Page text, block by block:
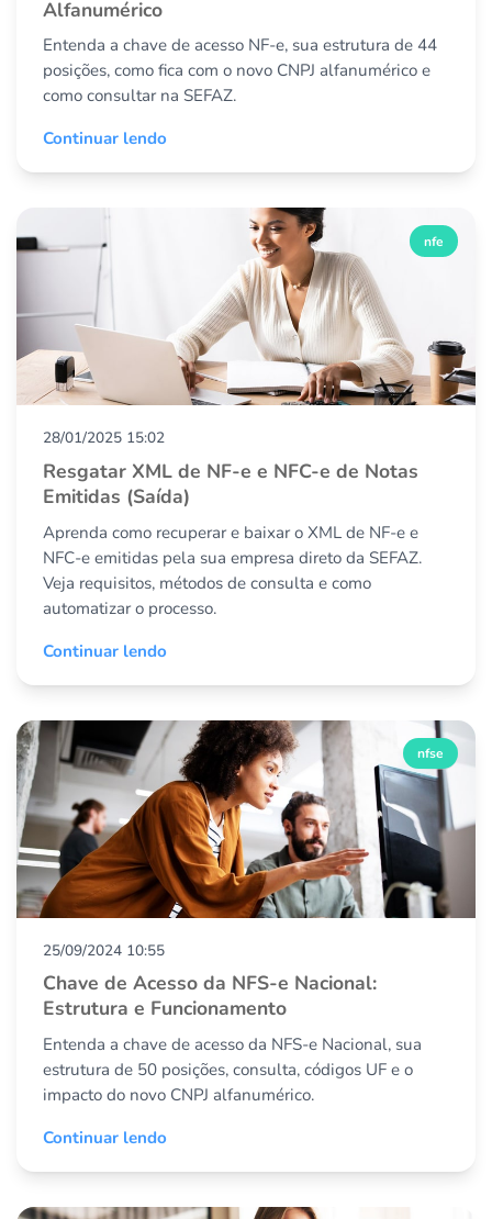
Alfanumérico
Entenda a chave de acesso NF-e, sua estrutura de 44
posições, como fica com o novo CNPJ alfanumérico e
como consultar na SEFAZ.
Continuar lendo
nfe
28/01/2025 15:02
Resgatar XML de NF-e e NFC-e de Notas
Emitidas (Saída)
Aprenda como recuperar e baixar o XML de NF-e e
NFC-e emitidas pela sua empresa direto da SEFAZ.
Veja requisitos, métodos de consulta e como
automatizar o processo.
Continuar lendo
nfse
25/09/2024 10:55
Chave de Acesso da NFS-e Nacional:
Estrutura e Funcionamento
Entenda a chave de acesso da NFS-e Nacional, sua
estrutura de 50 posições, consulta, códigos UF e o
impacto do novo CNPJ alfanumérico.
Continuar lendo